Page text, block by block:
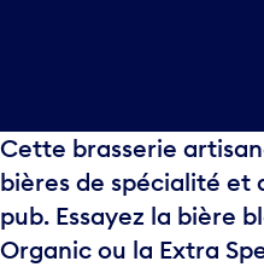
Cette brasserie
bières de spécialité et
pub. Essayez la bière
Organic ou la Extra